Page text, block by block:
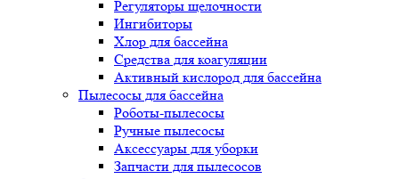
Регуляторы щелочности
Ингибиторы
Хлор для бассейна
Средства для коагуляции
Активный кислород для бассейна
Пылесосы для бассейна
Роботы-пылесосы
Ручные пылесосы
Аксессуары для уборки
Запчасти для пылесосов